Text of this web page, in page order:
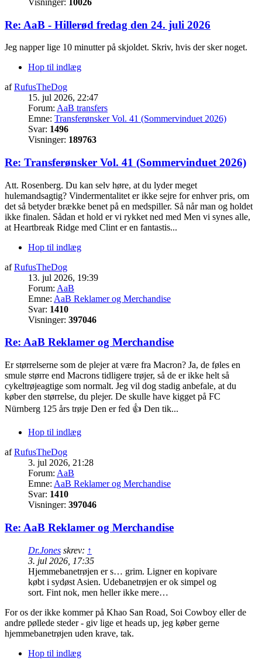
Re: AaB - Hillerød fredag den 24. juli 2026
Jeg napper lige 10 minutter på skjoldet. Skriv, hvis der sker noget.
Hop til indlæg
afRufusTheDog
15. jul 2026, 22:47
Forum: AaB transfers
Emne: Transferønsker Vol. 41 (Sommervinduet 2026)
Svar: 1496
Visninger: 189763
Re: Transferønsker Vol. 41 (Sommervinduet 2026)
Att. Rosenberg. Du kan selv høre, at du lyder meget
hulemandsagtig? Vindermentalitet er ikke sejre for enhver pris, om
det så betyder brække benet på en medspiller. Så når man og holdet
ikke finalen. Sådan et hold er vi rykket ned med Men vi synes alle,
at Heartbreak Ridge med Clint er en fantastis...
Hop til indlæg
afRufusTheDog
13. jul 2026, 19:39
Forum: AaB
Emne: AaB Reklamer og Merchandise
Svar: 1410
Visninger: 397046
Re: AaB Reklamer og Merchandise
Er størrelserne som de plejer at være fra Macron? Ja, de føles en
smule større end Macrons tidligere trøjer, så de er ikke helt så
cykeltrøjeagtige som normalt. Jeg vil dog stadig anbefale, at du
køber den størrelse, du plejer. De skulle have kigget på FC
Nürnberg 125 års trøje Den er fed 👍 Den tik...
Hop til indlæg
afRufusTheDog
3. jul 2026, 21:28
Forum: AaB
Emne: AaB Reklamer og Merchandise
Svar: 1410
Visninger: 397046
Re: AaB Reklamer og Merchandise
Dr.Jones skrev: ↑
3. jul 2026, 17:35
Hjemmebanetrøjen er s… grim. Ligner en kopivare
købt i sydøst Asien. Udebanetrøjen er ok simpel og
sort. Fint nok, men heller ikke mere…
For os der ikke kommer på Khao San Road, Soi Cowboy eller de
andre pøllede steder - giv lige et heads up, jeg køber gerne
hjemmebanetrøjen uden krave, tak.
Hop til indlæg